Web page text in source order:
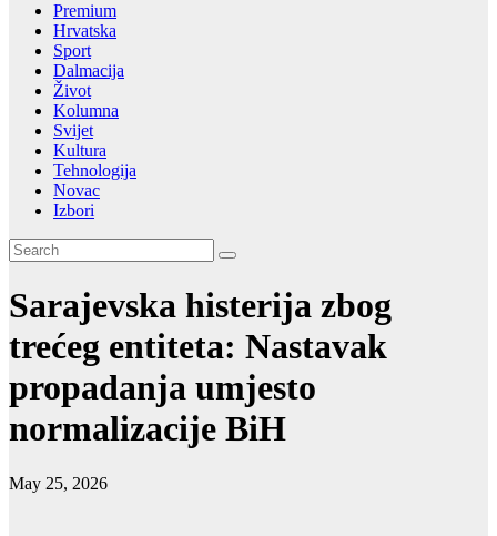
Premium
Hrvatska
Sport
Dalmacija
Život
Kolumna
Svijet
Kultura
Tehnologija
Novac
Izbori
Sarajevska histerija zbog
trećeg entiteta: Nastavak
propadanja umjesto
normalizacije BiH
May 25, 2026